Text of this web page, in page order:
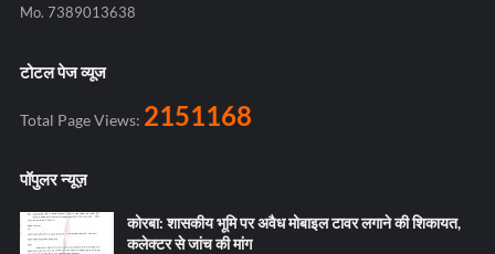
Mo. 7389013638
टोटल पेज व्यूज
Total Page Views: 2151168
पॉपुलर न्यूज़
कोरबा: शासकीय भूमि पर अवैध मोबाइल टावर लगाने की शिकायत,
कलेक्टर से जांच की मांग